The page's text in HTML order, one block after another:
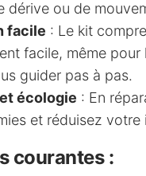
dérive ou de
facile : Le kit
facile, même
guider pas à pas.
écologie : En
et réduisez votre
courantes :